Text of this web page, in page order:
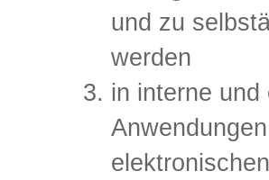
und zu
werden
in interne